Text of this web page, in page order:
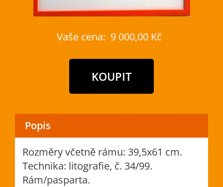
Vaše cena: 9 000,00 Kč
Popis
Rozměry včetně rámu: 39,5x61 cm.
Technika: litografie, č. 34/99.
Rám/pasparta.